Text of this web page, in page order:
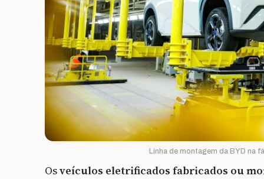
Linha de montagem da BYD na
Osveículos eletrificados fabricados ou